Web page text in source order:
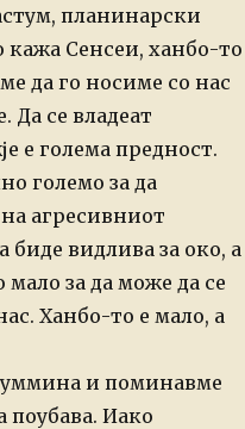
планинарски
Сенсеи, ханбо-то
да го носиме со нас
Да се владеат
е голема предност.
големо за да
агресивниот
биде видлива за око, а
за да може да се
Ханбо-то е мало, а
и поминавме
поубава. Иако